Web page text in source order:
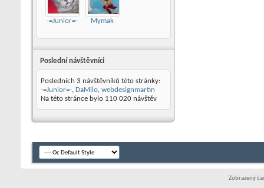
-=Junior=- Mymak
Poslední návštěvníci
Posledních 3 návštěvníků této stránky:
-=Junior=-, DaMilo, webdesignmartin
Na této stránce bylo 110 020 návštěv
Zobrazený